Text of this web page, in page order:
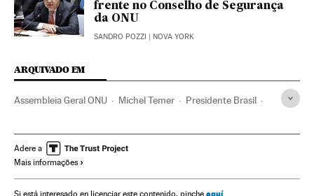
frente no Conselho de Segurança
da ONU
SANDRO POZZI | NOVA YORK
ARQUIVADO EM
Assembleia Geral ONU Michel Temer Presidente Brasil
ONU Brasil Governo Brasil
América Latina
Organizações internacionais Administração Estado
Adere a
Mais informações
Si está interesado en licenciar este contenido, pinche aquí